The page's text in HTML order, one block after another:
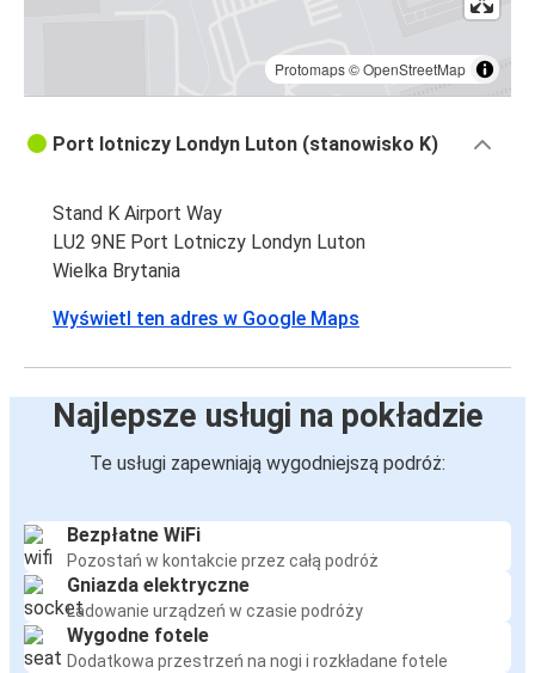
Protomaps©OpenStreetMap
Port lotniczy Londyn Luton (stanowisko K)
Stand K Airport Way
LU2 9NE Port Lotniczy Londyn Luton
Wielka Brytania
Wyświetl ten adres w Google Maps
Najlepsze usługi na pokładzie
Te usługi zapewniają wygodniejszą podróż:
Bezpłatne WiFi
Pozostań w kontakcie przez całą podróż
Gniazda elektryczne
Ładowanie urządzeń w czasie podróży
Wygodne fotele
Dodatkowa przestrzeń na nogi i rozkładane fotele